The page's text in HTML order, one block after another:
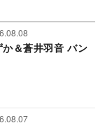
＆蒼井羽音 バン